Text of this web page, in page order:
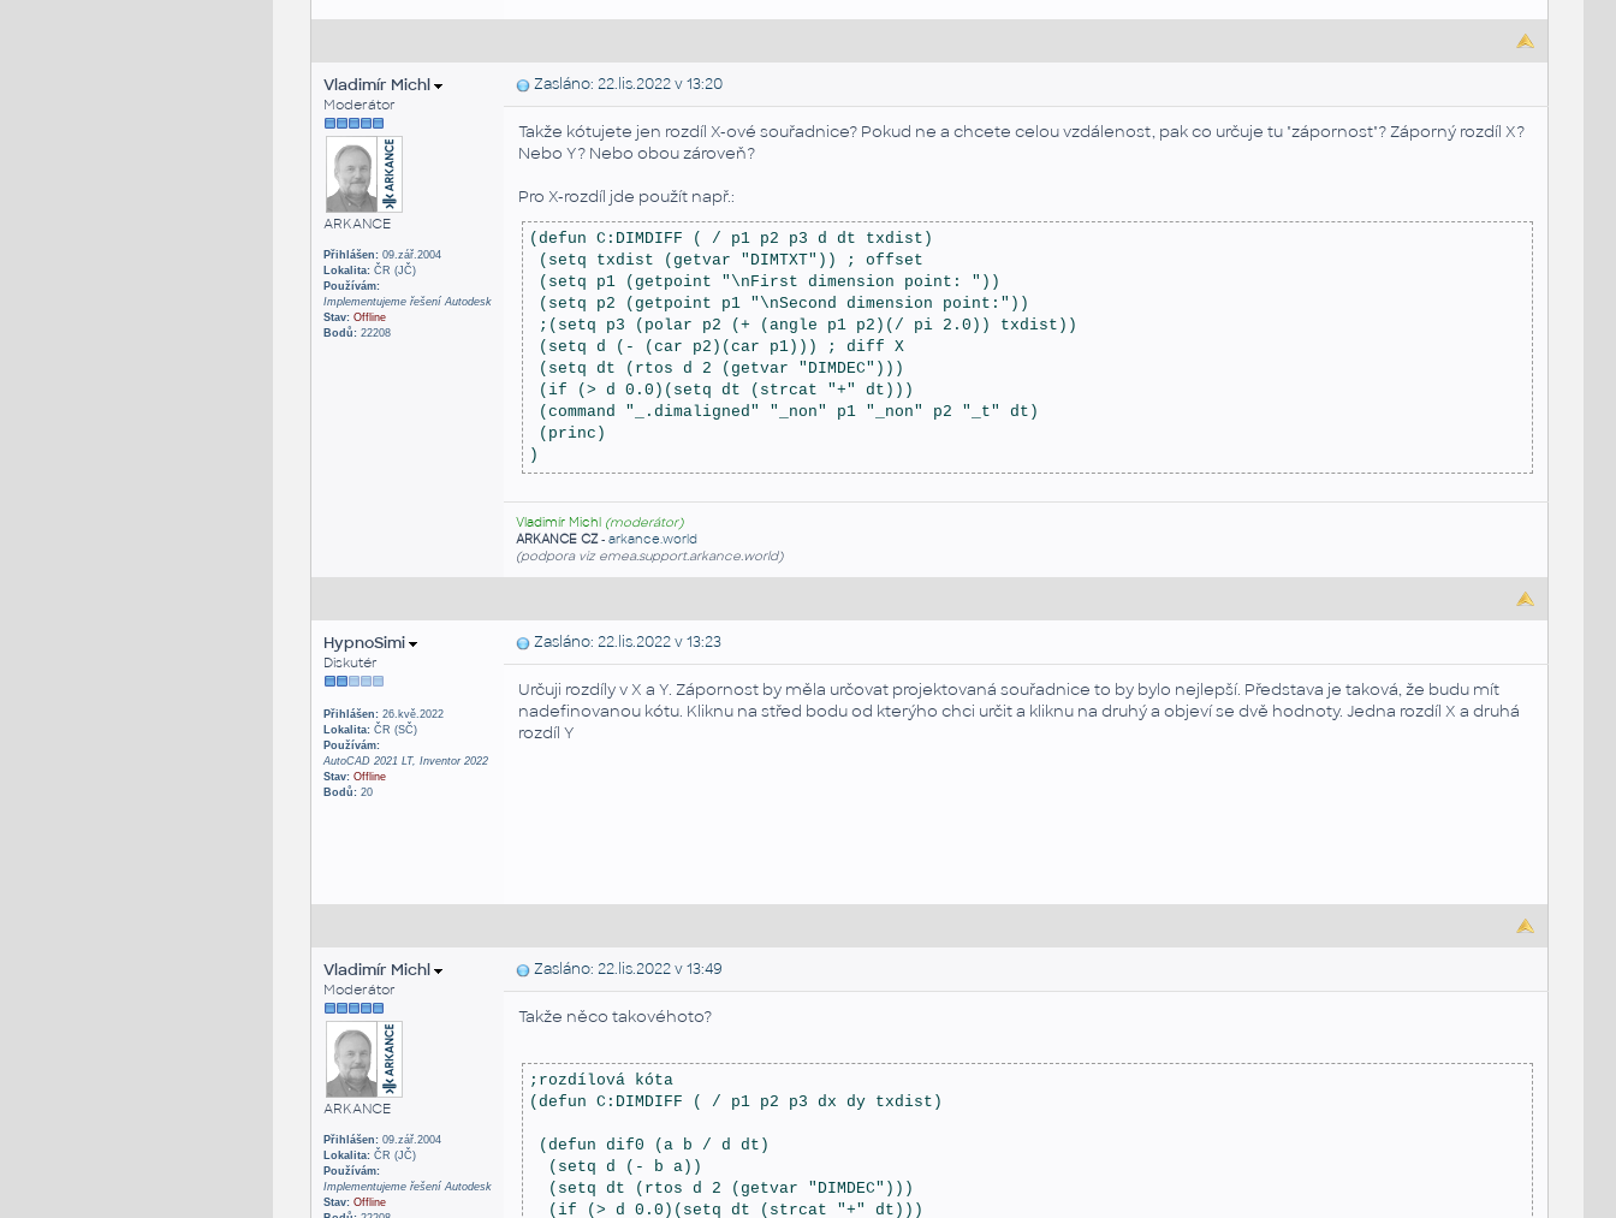
Vladimír Michl
Moderátor
ARKANCE
Přihlášen:09.zář.2004
Lokalita:ČR (JČ)
Používám:
Implementujeme řešení Autodesk
Stav: Offline
Bodů:22208
Zasláno: 22.lis.2022 v 13:20
Takže kótujete jen rozdíl X-ové souřadnice? Pokud ne a chcete celou vzdálenost, pak co určuje tu "zápornost"? Záporný rozdíl X?
Nebo Y? Nebo obou zároveň?
Pro X-rozdíl jde použít např.:
(defun C:DIMDIFF ( / p1 p2 p3 d dt txdist)
(setq txdist (getvar "DIMTXT")) ; offset
(setq p1 (getpoint "\nFirst dimension point: "))
(setq p2 (getpoint p1 "\nSecond dimension point:"))
;(setq p3 (polar p2 (+ (angle p1 p2)(/ pi 2.0)) txdist))
(setq d (- (car p2)(car p1))) ; diff X
(setq dt (rtos d 2 (getvar "DIMDEC")))
(if (> d 0.0)(setq dt (strcat "+" dt)))
(command "_.dimaligned" "_non" p1 "_non" p2 "_t" dt)
(princ)
)
Vladimír Michl (moderátor)
ARKANCE CZ- arkance.world
(podpora viz emea.support.arkance.world)
HypnoSimi
Diskutér
Přihlášen:26.kvě.2022
Lokalita:ČR (SČ)
Používám:
AutoCAD 2021 LT, Inventor 2022
Stav: Offline
Bodů:20
Zasláno: 22.lis.2022 v 13:23
Určuji rozdíly v X a Y. Zápornost by měla určovat projektovaná souřadnice to by bylo nejlepší. Představa je taková, že budu mít
nadefinovanou kótu. Kliknu na střed bodu od kterýho chci určit a kliknu na druhý a objeví se dvě hodnoty. Jedna rozdíl X a druhá
rozdíl Y
Vladimír Michl
Moderátor
ARKANCE
Přihlášen:09.zář.2004
Lokalita:ČR (JČ)
Používám:
Implementujeme řešení Autodesk
Stav: Offline
Zasláno: 22.lis.2022 v 13:49
Takže něco takovéhoto?
;rozdílová kóta
(defun C:DIMDIFF ( / p1 p2 p3 dx dy txdist)
(defun dif0 (a b / d dt)
(setq d (- b a))
(setq dt (rtos d 2 (getvar "DIMDEC")))
(if (> d 0.0)(setq dt (strcat "+" dt)))